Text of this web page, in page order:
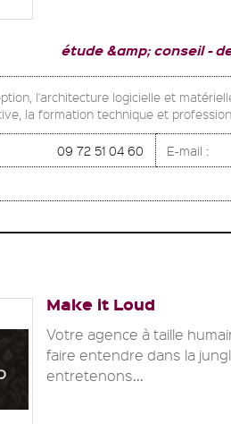
étude &amp; conseil
l'architecture logicielle et
la formation technique et
09 72 51 04 60 E-mail :
Make it Loud
Votre agence à taille
faire entendre dans la
entretenons...